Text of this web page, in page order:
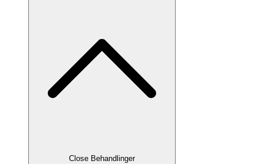
Close Behandlinger